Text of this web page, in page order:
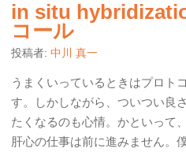
in situ
コール
投稿者: 中川 真一
うまくいっているときはプロト
す。しかしながら、ついつい良
たくなるのも心情。かといって
肝心の仕事は前に進みません。